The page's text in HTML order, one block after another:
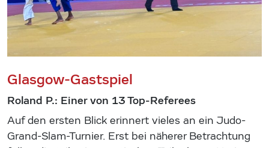
Glasgow-Gastspiel
Roland P.: Einer von 13 Top-Referees
Auf den ersten Blick erinnert vieles an ein Judo-
Grand-Slam-Turnier. Erst bei näherer Betrachtung